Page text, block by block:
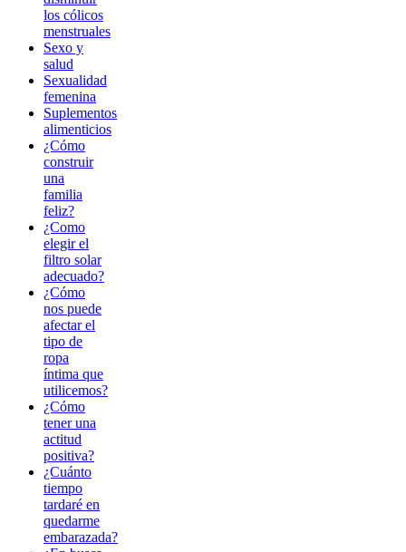
los cólicos
menstruales
Sexo y
salud
Sexualidad
femenina
Suplementos
alimenticios
¿Cómo
construir
una
familia
feliz?
¿Como
elegir el
filtro solar
adecuado?
¿Cómo
nos puede
afectar el
tipo de
ropa
íntima que
utilicemos?
¿Cómo
tener una
actitud
positiva?
¿Cuánto
tiempo
tardaré en
quedarme
embarazada?